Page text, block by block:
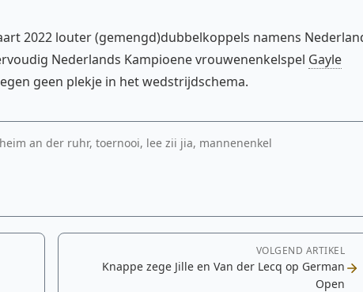
2022 louter (gemengd)dubbelkoppels namens
Nederlands Kampioene vrouwenenkelspel Gayle
geen plekje in het wedstrijdschema.
an der ruhr, toernooi, lee zii jia, mannenenkel
VOLGEND ARTIKEL
Knappe zege Jille en Van der Lecq op German
Open